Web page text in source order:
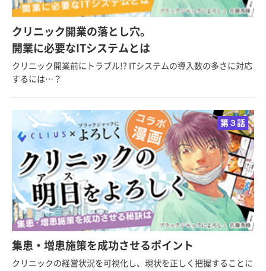
クリニック開業の落とし穴。
開業に必要なITシステムとは
クリニック開業前にトラブル!? ITシステムの導入数の多さに対応
するには…？
第３話
集患・増患施策を成功させるポイント
クリニックの経営状況を可視化し、現状を正しく把握することに